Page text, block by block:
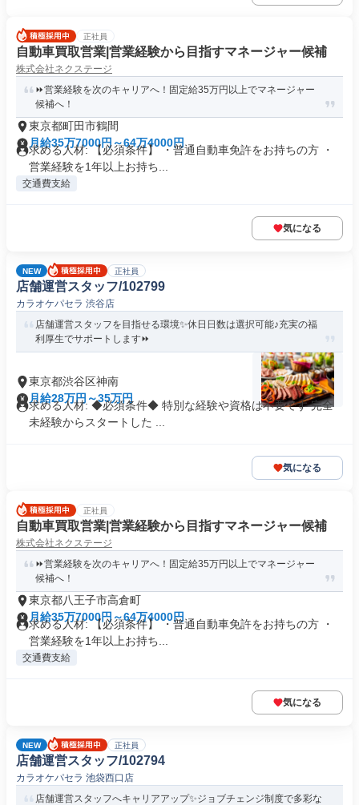
正社員
自動車買取営業|営業経験から目指すマネージャー候補
株式会社ネクステージ
⏩️営業経験を次のキャリアへ！固定給35万円以上でマネージャー
候補へ！
東京都町田市鶴間
月給35万7000円～64万4000円
求める人材: 【必須条件】 ・普通自動車免許をお持ちの方 ・
営業経験を1年以上お持ち...
交通費支給
気になる
NEW 正社員
店舗運営スタッフ/102799
カラオケパセラ 渋谷店
店舗運営スタッフを目指せる環境✨休日日数は選択可能♪充実の福
利厚生でサポートします⏩️
東京都渋谷区神南
月給28万円～35万円
求める人材: ◆必須条件◆ 特別な経験や資格は不要です 完全
未経験からスタートした ...
気になる
正社員
自動車買取営業|営業経験から目指すマネージャー候補
株式会社ネクステージ
⏩️営業経験を次のキャリアへ！固定給35万円以上でマネージャー
候補へ！
東京都八王子市高倉町
月給35万7000円～64万4000円
求める人材: 【必須条件】 ・普通自動車免許をお持ちの方 ・
営業経験を1年以上お持ち...
交通費支給
気になる
NEW 正社員
店舗運営スタッフ/102794
カラオケパセラ 池袋西口店
店舗運営スタッフへキャリアアップ✨ジョブチェンジ制度で多彩な